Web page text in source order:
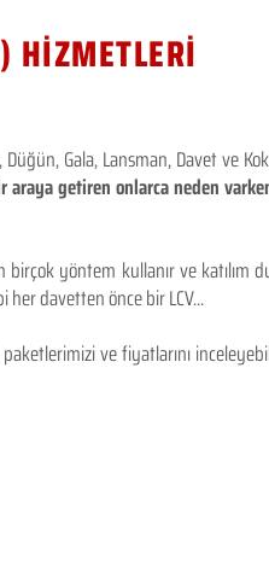
HİZMETLERİ
Düğün, Gala, Lansman, Davet ve
araya getiren onlarca neden
yöntem kullanır ve katılım
davetten önce bir LCV...
ve fiyatlarını